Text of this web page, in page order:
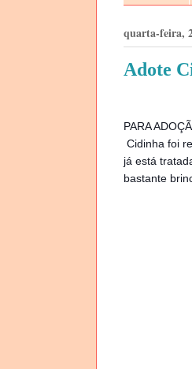
quarta-feira,
Adote
PARA
Cidinha foi
já está
bastante